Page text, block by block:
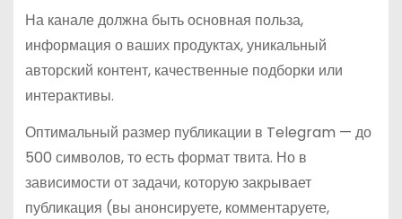
На канале должна быть основная польза,
информация о ваших продуктах, уникальный
авторский контент, качественные подборки или
интерактивы.
Оптимальный размер публикации в Telegram — до
500 символов, то есть формат твита. Но в
зависимости от задачи, которую закрывает
публикация (вы анонсируете, комментаруете,